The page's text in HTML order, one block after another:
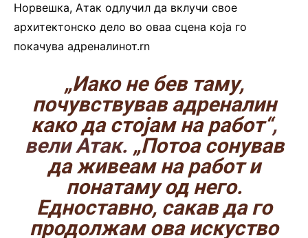
Норвешка, Атак одлучил да вклучи свое
архитектонско дело во оваа сцена која го
покачува адреналинот.rn
„Иако не бев таму,
почувствував адреналин
како да стојам на работ“,
вели Атак. „Потоа сонував
да живеам на работ и
понатаму од него.
Едноставно, сакав да го
продолжам ова искуство